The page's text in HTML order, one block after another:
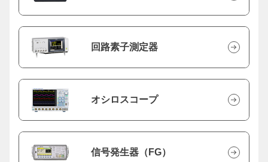
回路素子測定器
オシロスコープ
信号発生器（FG）